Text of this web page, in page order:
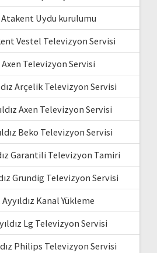
Uydu kurulumu
Vestel Televizyon Servisi
Televizyon Servisi
Arçelik Televizyon Servisi
Axen Televizyon Servisi
Beko Televizyon Servisi
Garantili Televizyon Tamiri
Grundig Televizyon Servisi
Kanal Yükleme
Lg Televizyon Servisi
Philips Televizyon Servisi